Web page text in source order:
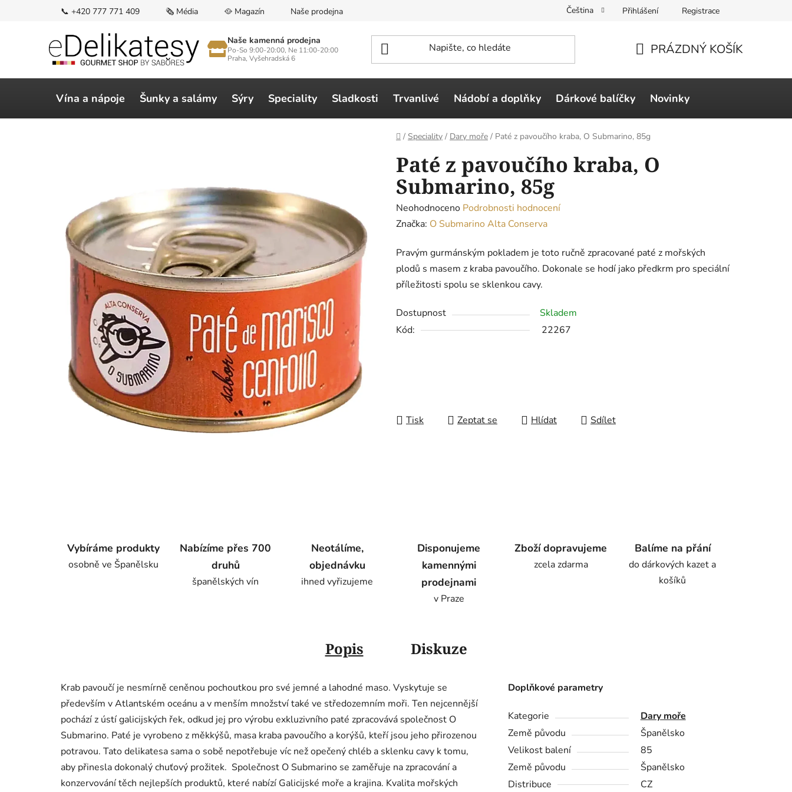
📞 +420 777 771 409 🗞️ Média 🥘 Magazín Naše prodejna Čeština Přihlášení Registrace
Naše kamenná prodejna
Po-So 9:00-20:00, Ne 11:00-20:00
Praha, Vyšehradská 6
KOŠÍK
PRÁZDNÝ KOŠÍK
Vína a nápoje Šunky a salámy Sýry Speciality Sladkosti Trvanlivé Nádobí a doplňky Dárkové balíčky Novinky
Domů
/ Speciality / Dary moře / Paté z pavoučího kraba, O Submarino, 85g
Paté z pavoučího kraba, O
Submarino, 85g
Průměrné
hodnocení
je
0,0
z
hvězdiček.
Neohodnoceno Podrobnosti hodnocení
Značka: O Submarino Alta Conserva
Pravým gurmánským pokladem je toto ručně zpracované paté z mořských
plodů s masem z kraba pavoučího. Dokonale se hodí jako předkrm pro speciální
příležitosti spolu se sklenkou cavy.
Dostupnost
Skladem
Kód:
22267
Tisk Zeptat se Hlídat Sdílet
Vybíráme produkty
osobně ve Španělsku
Nabízíme přes 700
druhů
španělských vín
Neotálíme,
objednávku
ihned vyřizujeme
Disponujeme
kamennými
prodejnami
v Praze
Zboží dopravujeme
zcela zdarma
Balíme na přání
do dárkových kazet a
košíků
Popis Diskuze
Krab pavoučí je nesmírně ceněnou pochoutkou pro své jemné a lahodné maso. Vyskytuje se
především v Atlantském oceánu a v menším množství také ve středozemním moři. Ten nejcennější
pochází z ústí galicijských řek, odkud jej pro výrobu exkluzivního paté zpracovává společnost O
Submarino. Paté je vyrobeno z měkkýšů, masa kraba pavoučího a korýšů, kteří jsou jeho přirozenou
potravou. Tato delikatesa sama o sobě nepotřebuje víc než opečený chléb a sklenku cavy k tomu,
aby přinesla dokonalý chuťový prožitek. Společnost O Submarino se zaměřuje na zpracování a
konzervování těch nejlepších produktů, které nabízí Galicijské moře a krajina. Kvalita mořských
Doplňkové parametry
Kategorie
Dary moře
Země původu
Španělsko
Velikost balení
85
Země původu
Španělsko
Distribuce
CZ